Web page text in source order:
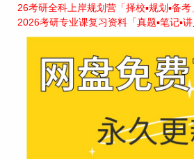
26考研全科上岸规划营「择校▪规划▪备考
2026考研专业课复习资料「真题▪笔记▪讲